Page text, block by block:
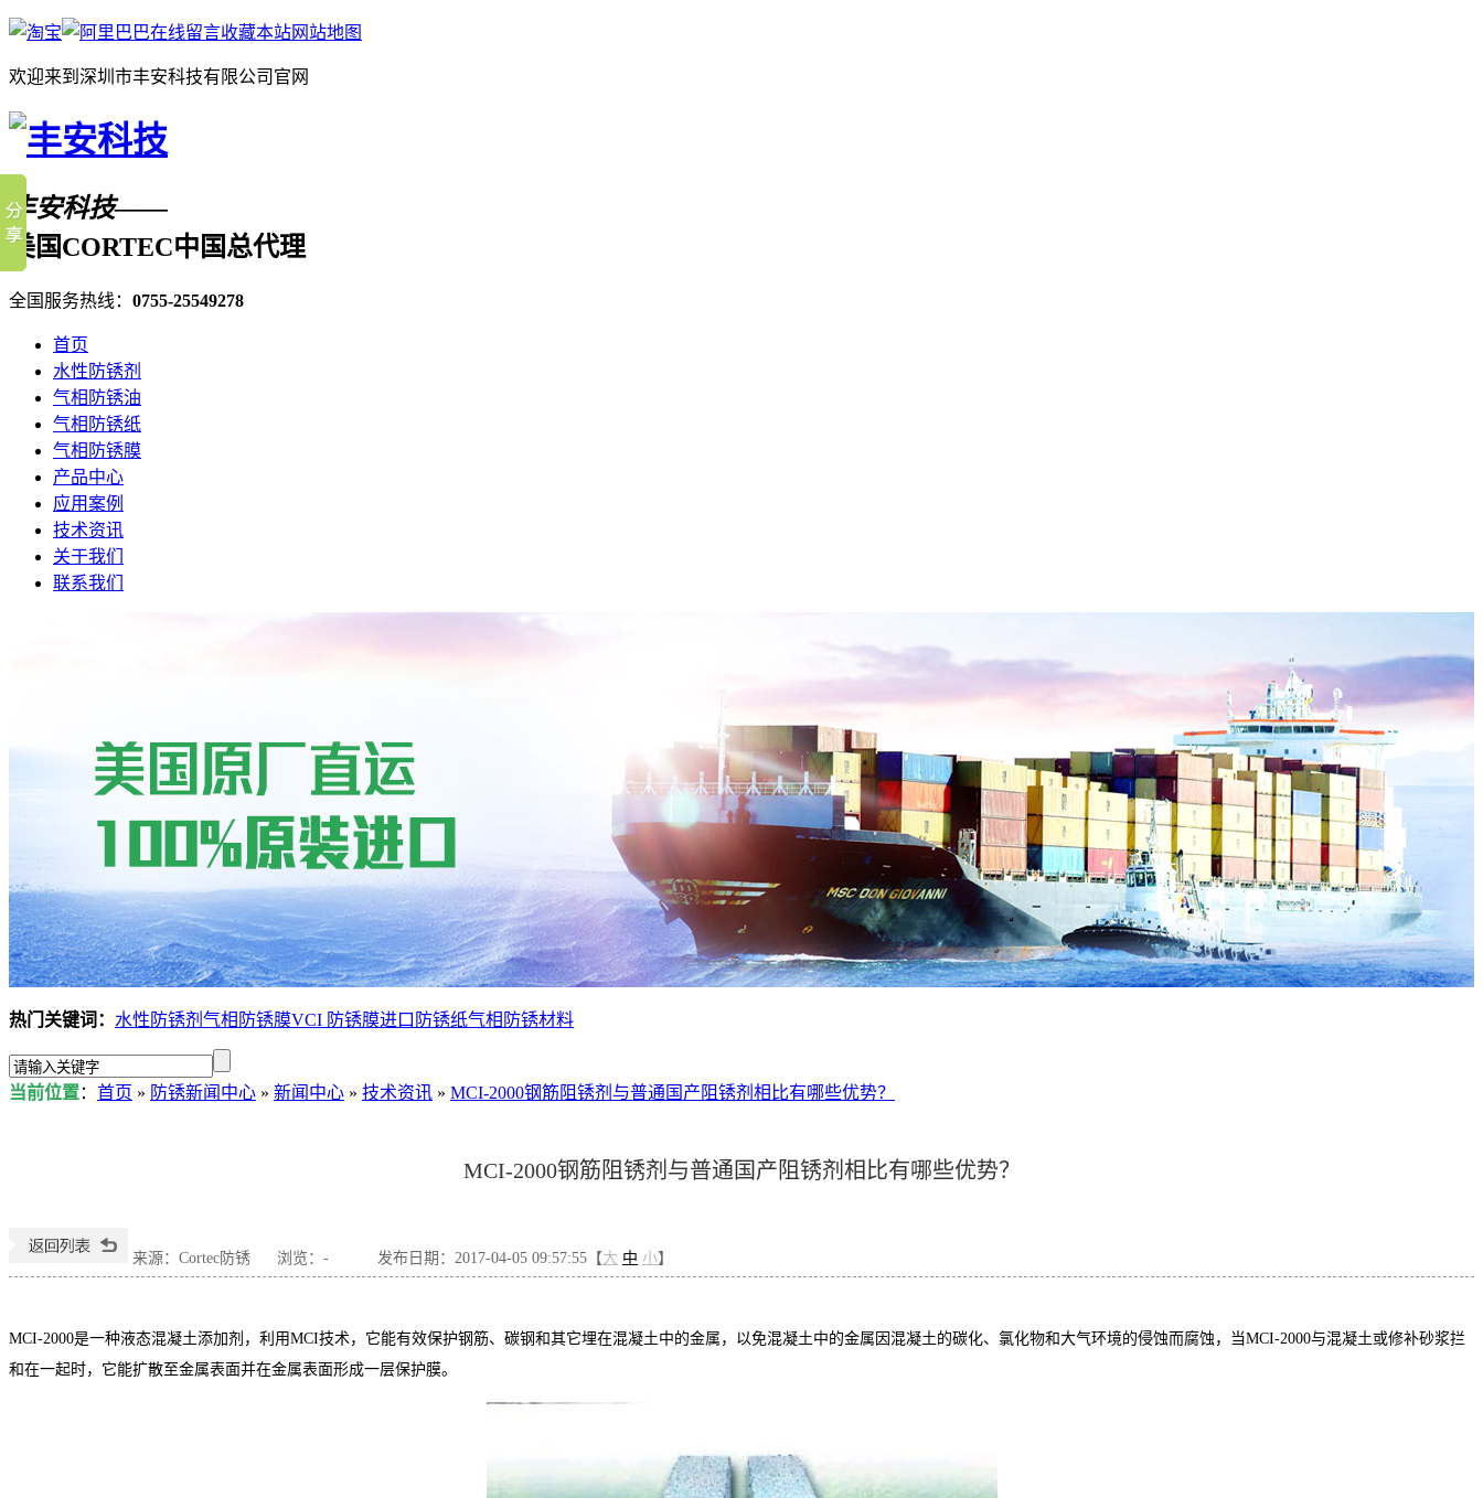
在线留言收藏本站网站地图
欢迎来到深圳市丰安科技有限公司官网
丰安科技——
美国CORTEC中国总代理
全国服务热线： 0755-25549278
首页
水性防锈剂
气相防锈油
气相防锈纸
气相防锈膜
产品中心
应用案例
技术资讯
关于我们
联系我们
热门关键词： 水性防锈剂 气相防锈膜VCI 防锈膜进口防锈纸气相防锈材料
当前位置： 首页 » 防锈新闻中心 » 新闻中心 » 技术资讯 » MCI-2000钢筋阻锈剂与普通国产阻锈剂相比有哪些优势？
MCI-2000钢筋阻锈剂与普通国产阻锈剂相比有哪些优势？
来源：Cortec防锈 浏览： - 发布日期：2017-04-05 09:57:55【大 中 小】
MCI-2000是一种液态混凝土添加剂，利用MCI技术，它能有效保护钢筋、碳钢和其它埋在混凝土中的金属，以免混凝土中的金属因混凝土的碳化、氯化物和大气环境的侵蚀而腐蚀，当MCI-2000与混凝土或修补砂浆拦
和在一起时，它能扩散至金属表面并在金属表面形成一层保护膜。